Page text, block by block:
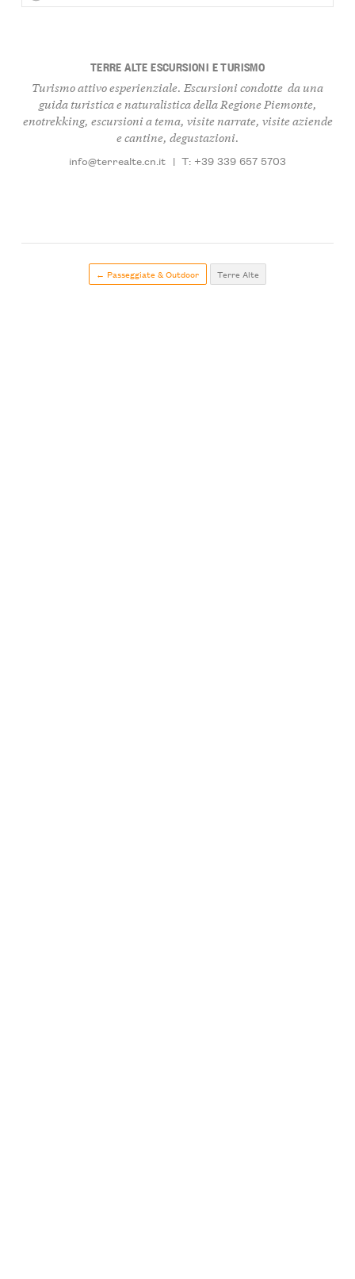
TERRE ALTE ESCURSIONI E TURISMO
Turismo attivo esperienziale. Escursioni condotte da una
guida turistica e naturalistica della Regione Piemonte,
enotrekking, escursioni a tema, visite narrate, visite aziende
e cantine, degustazioni.
info@terrealte.cn.it | T: +39 339 657 5703
← Passeggiate & Outdoor Terre Alte